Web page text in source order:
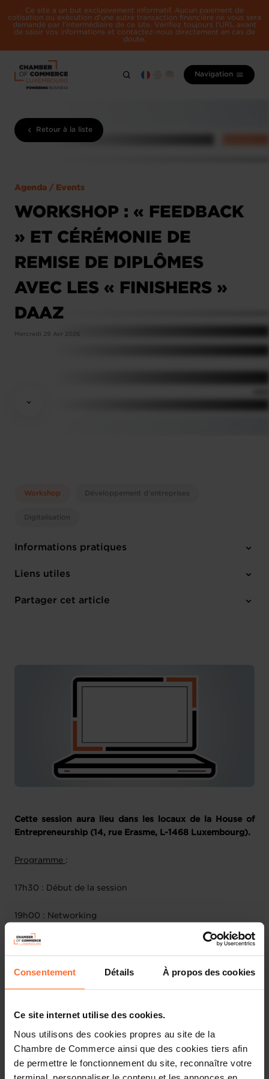
Consentement Détails À propos des cookies
Ce site internet utilise des cookies.
Nous utilisons des cookies propres au site de la
Chambre de Commerce ainsi que des cookies tiers afin
de permettre le fonctionnement du site, reconnaître votre
Ce site a un but exclusivement informatif. Aucun paiement de
cotisation ou exécution d'une autre transaction financière ne vous sera
demandé par l'intermédiaire de ce site. Vérifiez toujours l'URL avant
de saisir vos informations et contactez-nous directement en cas de
doute.
Navigation
Retour à la liste
Agenda / Events
WORKSHOP : « FEEDBACK
» ET CÉRÉMONIE DE
REMISE DE DIPLÔMES
AVEC LES « FINISHERS »
DAAZ
Mercredi 29 Avr 2026
Workshop Développement d'entreprises
Digitalisation
Informations pratiques
Mercredi 29 Avr 2026
House of Entrepreneurship
Liens utiles
M'inscrire
Partager cet article
Cette session aura lieu dans les locaux de la House of
Entrepreneurship (14, rue Erasme, L-1468 Luxembourg).
Programme :
17h30 : Début de la session
19h00 : Networking
Format de l'atelier
: Feedback session et remise de
diplômes avec les "Finishers" DAAZ
Pour valoriser les efforts et accomplissements de chacun,
dans les locaux de la HoE, en présence de la CNPD.
Plan de la session :